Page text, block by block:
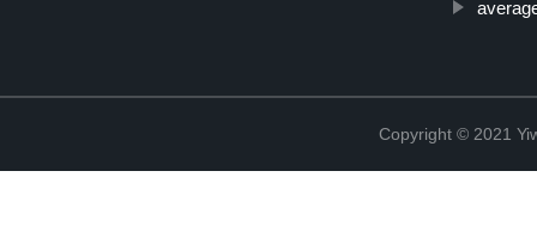
Copyright © 2021